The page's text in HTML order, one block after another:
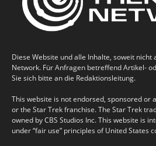
Diese Website und alle Inhalte, soweit
Network. Für Anfragen betreffend Artikel-
Sie sich bitte an die Redaktionsleitung.
This website is not endorsed, sponsored or
or the Star Trek franchise. The Star Trek
owned by CBS Studios Inc. This website is
under “fair use” principles of United States